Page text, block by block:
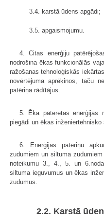
3.4. karstā ūdens apgādi;
3.5. apgaismojumu.
4. Citas enerģiju
nodrošina ēkas funkcionālās
ražošanas tehnoloģiskās
novērtējuma aprēķinos, taču
patēriņa rādītājus.
5. Ēkā patērētās enerģijas
piegādi un ēkas inženiertehnisko
6. Enerģijas patēriņu
zudumiem un siltuma
noteikumu 3., 4., 5. un
siltuma ieguvumus un ēkas
zudumus.
2.2. Karstā